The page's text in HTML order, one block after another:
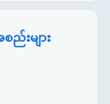
းများ